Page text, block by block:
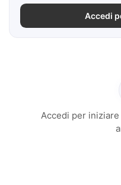
Accedi
Accedi per